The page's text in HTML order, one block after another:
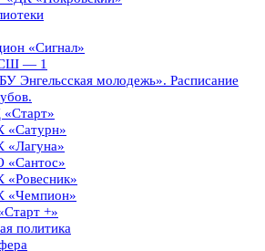
«Сигнал»
— 1
Энгельсская молодежь». Расписание
+»
политика